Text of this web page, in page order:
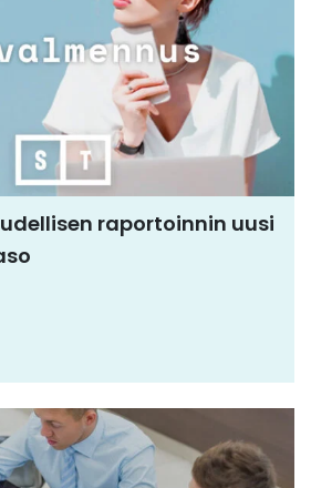
raportoinnin uusi